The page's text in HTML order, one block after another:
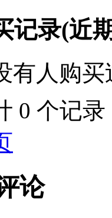
记录(近
有人购买
0 个记
论